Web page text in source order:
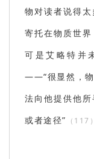
物对读者说得
寄托在物质世界
可是艾略特并
——“很显然，物
法向他提供他
或者途径” （117）